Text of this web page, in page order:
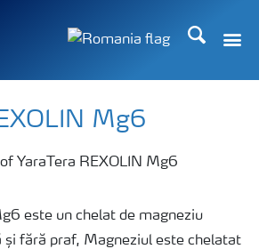
Căutare
Mg6
este un chelat de magneziu
și fără praf, Magneziul este chelatat